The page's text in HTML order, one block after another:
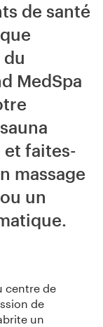
de santé
MedSpa
faites-
massage
un
centre de
de
un